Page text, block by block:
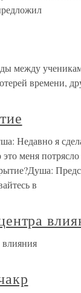
между
времени,
Недавно я
это меня
в